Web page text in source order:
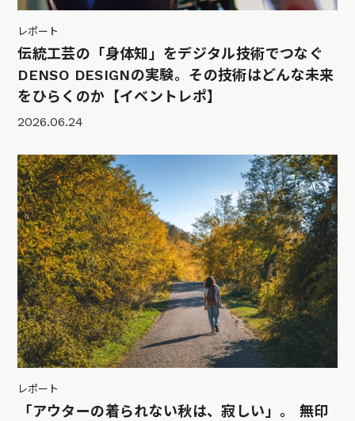
レポート
伝統工芸の「身体知」をデジタル技術でつなぐ
DENSO DESIGNの実験。その技術はどんな未来
をひらくのか【イベントレポ】
2026.06.24
レポート
「アウターの着られない秋は、寂しい」。 無印